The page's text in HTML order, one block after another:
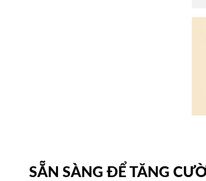
SẴN SÀNG ĐỂ TĂNG